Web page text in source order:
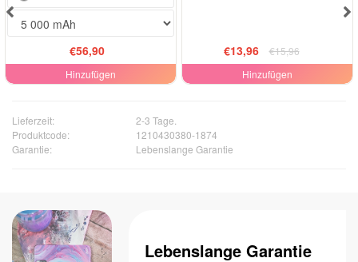
€56,90
Hinzufügen
€13,96
€15,96
Hinzufügen
Lieferzeit:
2-3 Tage.
Produktcode:
1210430380-1874
Garantie:
Lebenslange Garantie
Lebenslange Garantie